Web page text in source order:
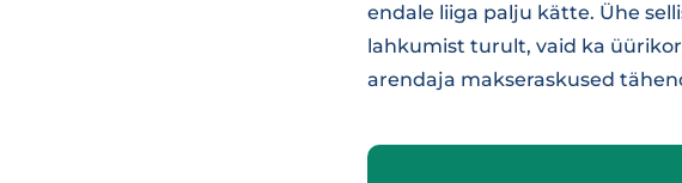
endale liiga palju kätte. Ühe
lahkumist turult, vaid ka
arendaja makseraskused